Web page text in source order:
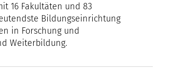
16 Fakultäten und 83
Bildungseinrichtung
in Forschung und
Weiterbildung.